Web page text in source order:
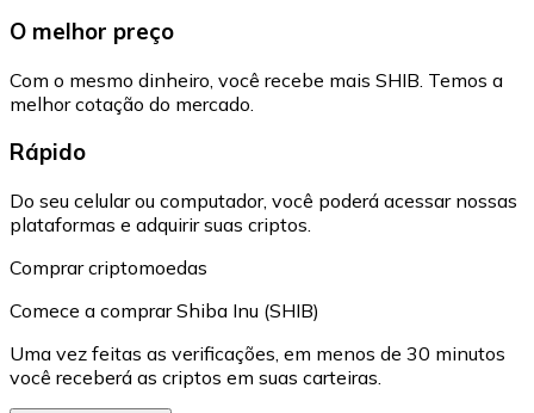
O melhor preço
Com o mesmo dinheiro, você recebe mais SHIB. Temos a
melhor cotação do mercado.
Rápido
Do seu celular ou computador, você poderá acessar nossas
plataformas e adquirir suas criptos.
Comprar criptomoedas
Comece a comprar Shiba Inu (SHIB)
Uma vez feitas as verificações, em menos de 30 minutos
você receberá as criptos em suas carteiras.